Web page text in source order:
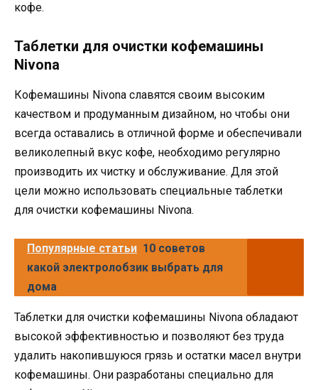
кофе.
Таблетки для очистки кофемашины
Nivona
Кофемашины Nivona славятся своим высоким
качеством и продуманным дизайном, но чтобы они
всегда оставались в отличной форме и обеспечивали
великолепный вкус кофе, необходимо регулярно
производить их чистку и обслуживание. Для этой
цели можно использовать специальные таблетки
для очистки кофемашины Nivona.
Популярные статьи 10 советов
какой электролобзик выбрать для
дома
Таблетки для очистки кофемашины Nivona обладают
высокой эффективностью и позволяют без труда
удалить накопившуюся грязь и остатки масел внутри
кофемашины. Они разработаны специально для